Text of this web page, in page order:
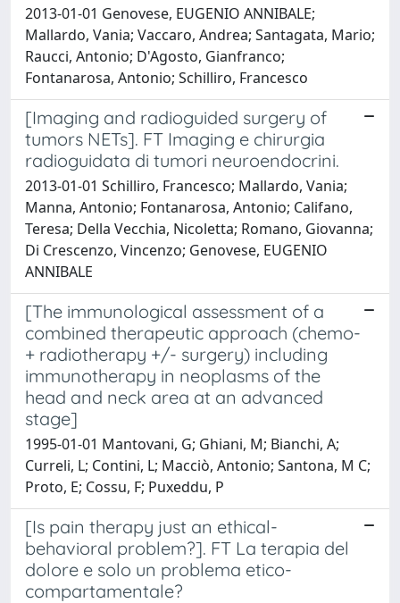
2013-01-01 Genovese, EUGENIO ANNIBALE;
Mallardo, Vania; Vaccaro, Andrea; Santagata, Mario;
Raucci, Antonio; D'Agosto, Gianfranco;
Fontanarosa, Antonio; Schilliro, Francesco
[Imaging and radioguided surgery of
tumors NETs]. FT Imaging e chirurgia
radioguidata di tumori neuroendocrini.
2013-01-01 Schilliro, Francesco; Mallardo, Vania;
Manna, Antonio; Fontanarosa, Antonio; Califano,
Teresa; Della Vecchia, Nicoletta; Romano, Giovanna;
Di Crescenzo, Vincenzo; Genovese, EUGENIO
ANNIBALE
[The immunological assessment of a
combined therapeutic approach (chemo-
+ radiotherapy +/- surgery) including
immunotherapy in neoplasms of the
head and neck area at an advanced
stage]
1995-01-01 Mantovani, G; Ghiani, M; Bianchi, A;
Curreli, L; Contini, L; Macciò, Antonio; Santona, M C;
Proto, E; Cossu, F; Puxeddu, P
[Is pain therapy just an ethical-
behavioral problem?]. FT La terapia del
dolore e solo un problema etico-
compartamentale?